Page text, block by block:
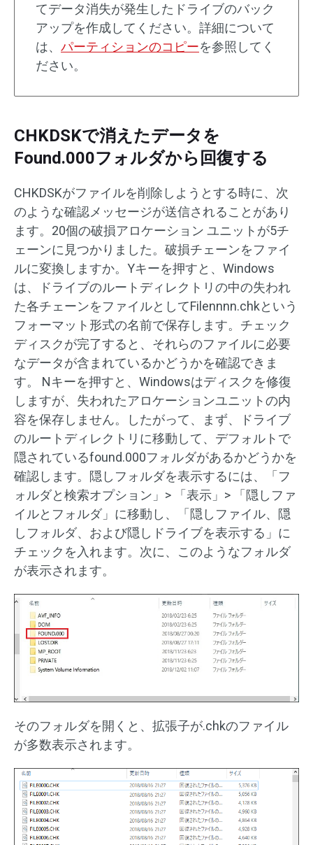
てデータ消失が発生したドライブのバック
アップを作成してください。詳細について
は、 パーティションのコピーを参照してく
ださい。
CHKDSKで消えたデータを
Found.000フォルダから回復する
CHKDSKがファイルを削除しようとする時に、次
のような確認メッセージが送信されることがあり
ます。20個の破損アロケーション ユニットが5チ
ェーンに見つかりました。破損チェーンをファイ
ルに変換しますか。Yキーを押すと、Windows
は、ドライブのルートディレクトリの中の失われ
た各チェーンをファイルとしてFilennnn.chkという
フォーマット形式の名前で保存します。チェック
ディスクが完了すると、それらのファイルに必要
なデータが含まれているかどうかを確認できま
す。 Nキーを押すと、Windowsはディスクを修復
しますが、失われたアロケーションユニットの内
容を保存しません。したがって、まず、ドライブ
のルートディレクトリに移動して、デフォルトで
隠されているfound.000フォルダがあるかどうかを
確認します。隠しフォルダを表示するには、「フ
ォルダと検索オプション」> 「表示」> 「隠しファ
イルとフォルダ」に移動し、「隠しファイル、隠
しフォルダ、および隠しドライブを表示する」に
チェックを入れます。次に、このようなフォルダ
が表示されます。
そのフォルダを開くと、拡張子が.chkのファイル
が多数表示されます。